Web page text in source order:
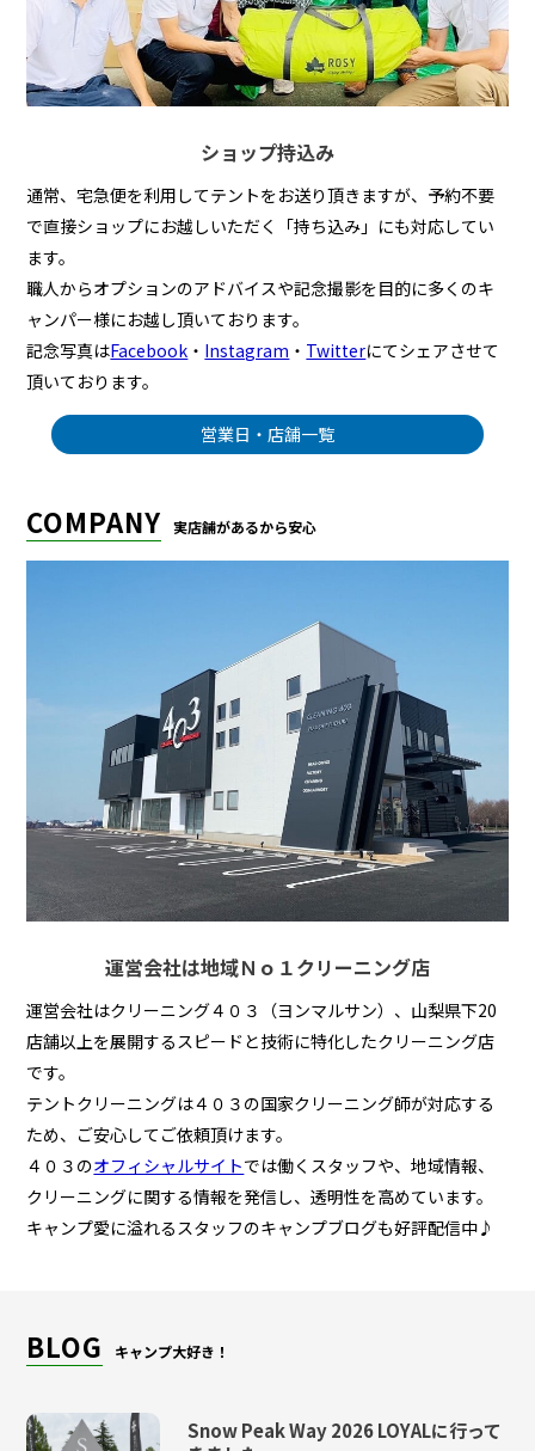
ショップ持込み
通常、宅急便を利用してテントをお送り頂きますが、予約不要
で直接ショップにお越しいただく「持ち込み」にも対応してい
ます。
職人からオプションのアドバイスや記念撮影を目的に多くのキ
ャンパー様にお越し頂いております。
記念写真はFacebook ・ Instagram ・ Twitterにてシェアさせて
頂いております。
営業日・店舗一覧
COMPANY 実店舗があるから安心
運営会社は地域Ｎｏ１クリーニング店
運営会社はクリーニング４０３（ヨンマルサン）、山梨県下20
店舗以上を展開するスピードと技術に特化したクリーニング店
です。
テントクリーニングは４０３の国家クリーニング師が対応する
ため、ご安心してご依頼頂けます。
４０３のオフィシャルサイトでは働くスタッフや、地域情報、
クリーニングに関する情報を発信し、透明性を高めています。
キャンプ愛に溢れるスタッフのキャンプブログも好評配信中♪
BLOG キャンプ大好き！
Snow Peak Way 2026 LOYALに行って